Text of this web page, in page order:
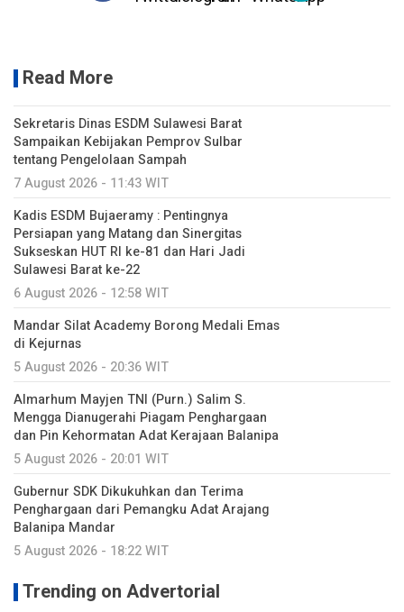
Read More
Sekretaris Dinas ESDM Sulawesi Barat
Sampaikan Kebijakan Pemprov Sulbar
tentang Pengelolaan Sampah
7 August 2026 - 11:43 WIT
Kadis ESDM Bujaeramy : Pentingnya
Persiapan yang Matang dan Sinergitas
Sukseskan HUT RI ke-81 dan Hari Jadi
Sulawesi Barat ke-22
6 August 2026 - 12:58 WIT
Mandar Silat Academy Borong Medali Emas
di Kejurnas
5 August 2026 - 20:36 WIT
Almarhum Mayjen TNI (Purn.) Salim S.
Mengga Dianugerahi Piagam Penghargaan
dan Pin Kehormatan Adat Kerajaan Balanipa
5 August 2026 - 20:01 WIT
Gubernur SDK Dikukuhkan dan Terima
Penghargaan dari Pemangku Adat Arajang
Balanipa Mandar
5 August 2026 - 18:22 WIT
Trending on Advertorial